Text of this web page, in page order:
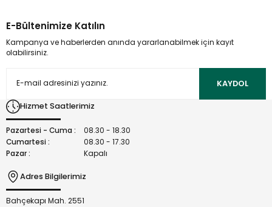
kullanarak tarafımıza iletebilirsiniz.
Görüş ve önerileriniz için teşekkür ederiz.
Ürün açıklamasında eksik bilgiler bulunuyor.
Bu ürüne benzer farklı alternatifler olmalı.
E-Bültenimize Katılın
Kampanya ve haberlerden anında yararlanabilmek için kayıt
olabilirsiniz.
KAYDOL
Hizmet Saatlerimiz
Pazartesi - Cuma :
08.30 - 18.30
Cumartesi :
08.30 - 17.30
Pazar :
Kapalı
Adres Bilgilerimiz
Bahçekapı Mah. 2551